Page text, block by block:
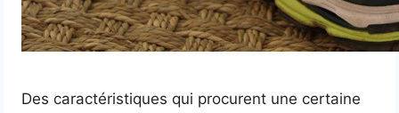
Des caractéristiques qui procurent une certaine